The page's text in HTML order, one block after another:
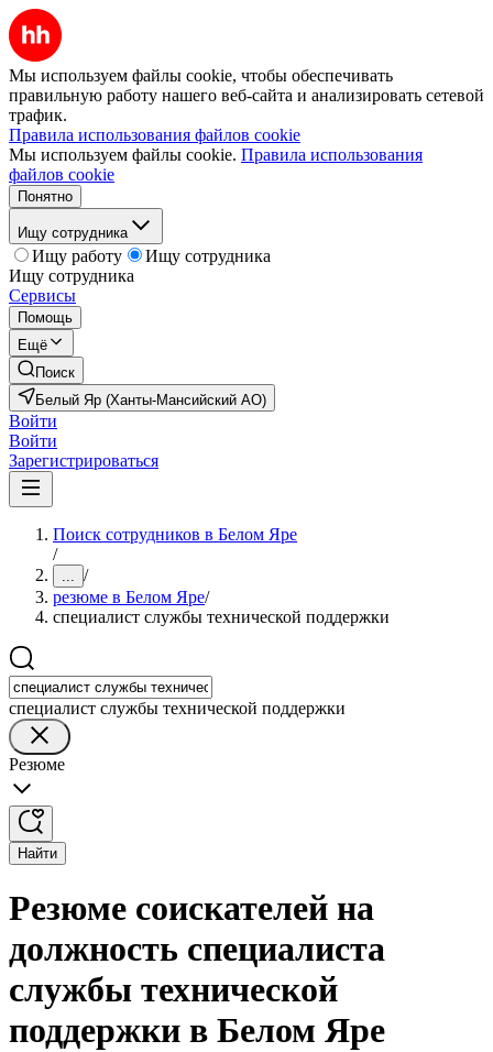
Мы используем файлы cookie, чтобы обеспечивать
правильную работу нашего веб-сайта и анализировать сетевой
трафик.
Правила использования файлов cookie
Мы используем файлы cookie. Правила использования
файлов cookie
Понятно
Ищу сотрудника
Ищу работу
Ищу сотрудника
Ищу сотрудника
Сервисы
Помощь
Ещё
Поиск
Белый Яр (Ханты-Мансийский АО)
Войти
Войти
Зарегистрироваться
Поиск сотрудников в Белом Яре
/
... /
резюме в Белом Яре/
специалист службы технической поддержки
специалист службы технической поддержки
Резюме
Найти
Резюме соискателей на
должность специалиста
службы технической
поддержки в Белом Яре